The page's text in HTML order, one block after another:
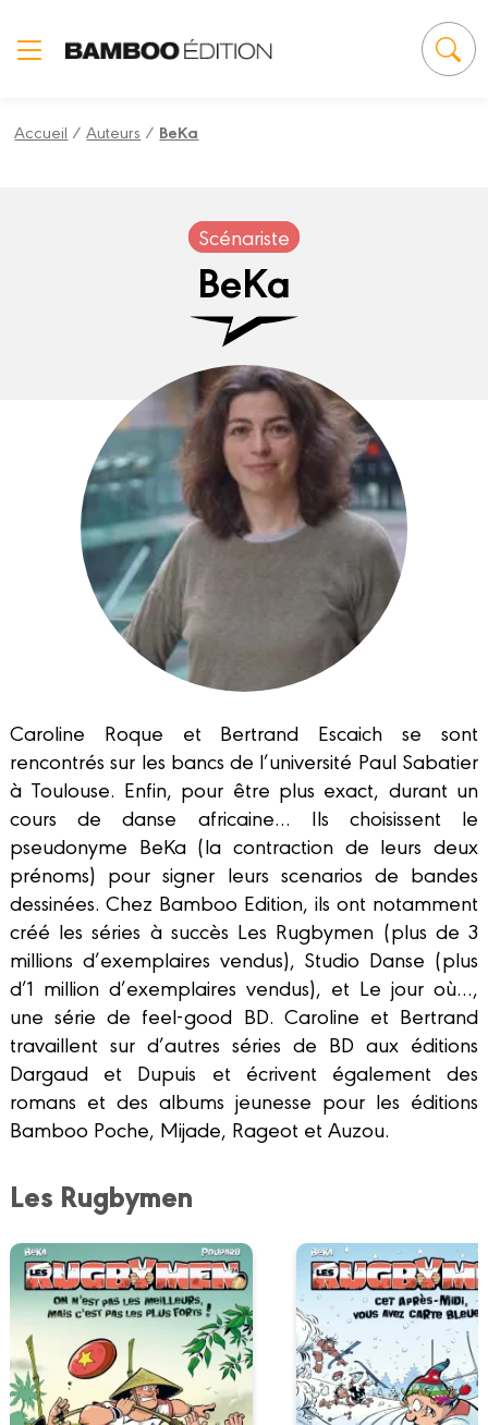
Accueil /Auteurs / BeKa
Scénariste
BeKa
Caroline Roque et Bertrand Escaich se sont
rencontrés sur les bancs de l’université Paul Sabatier
à Toulouse. Enfin, pour être plus exact, durant un
cours de danse africaine… Ils choisissent le
pseudonyme BeKa (la contraction de leurs deux
prénoms) pour signer leurs scenarios de bandes
dessinées. Chez Bamboo Edition, ils ont notamment
créé les séries à succès Les Rugbymen (plus de 3
millions d’exemplaires vendus), Studio Danse (plus
d’1 million d’exemplaires vendus), et Le jour où…,
une série de feel-good BD. Caroline et Bertrand
travaillent sur d’autres séries de BD aux éditions
Dargaud et Dupuis et écrivent également des
romans et des albums jeunesse pour les éditions
Bamboo Poche, Mijade, Rageot et Auzou.
Les Rugbymen